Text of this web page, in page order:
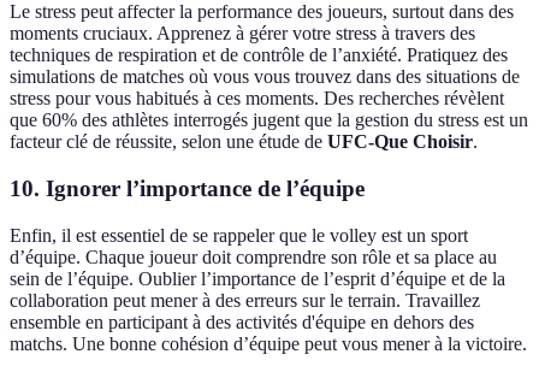
Le stress peut affecter la performance des joueurs, surtout dans des
moments cruciaux. Apprenez à gérer votre stress à travers des
techniques de respiration et de contrôle de l’anxiété. Pratiquez des
simulations de matches où vous vous trouvez dans des situations de
stress pour vous habitués à ces moments. Des recherches révèlent
que 60% des athlètes interrogés jugent que la gestion du stress est un
facteur clé de réussite, selon une étude de UFC-Que Choisir.
10. Ignorer l’importance de l’équipe
Enfin, il est essentiel de se rappeler que le volley est un sport
d’équipe. Chaque joueur doit comprendre son rôle et sa place au
sein de l’équipe. Oublier l’importance de l’esprit d’équipe et de la
collaboration peut mener à des erreurs sur le terrain. Travaillez
ensemble en participant à des activités d'équipe en dehors des
matchs. Une bonne cohésion d’équipe peut vous mener à la victoire.